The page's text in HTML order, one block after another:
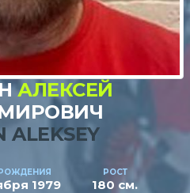
АЛЕКСЕЙ
ALEKSEY
1979
РОСТ
180 см.